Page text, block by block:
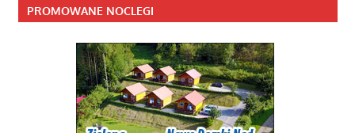
PROMOWANE NOCLEGI